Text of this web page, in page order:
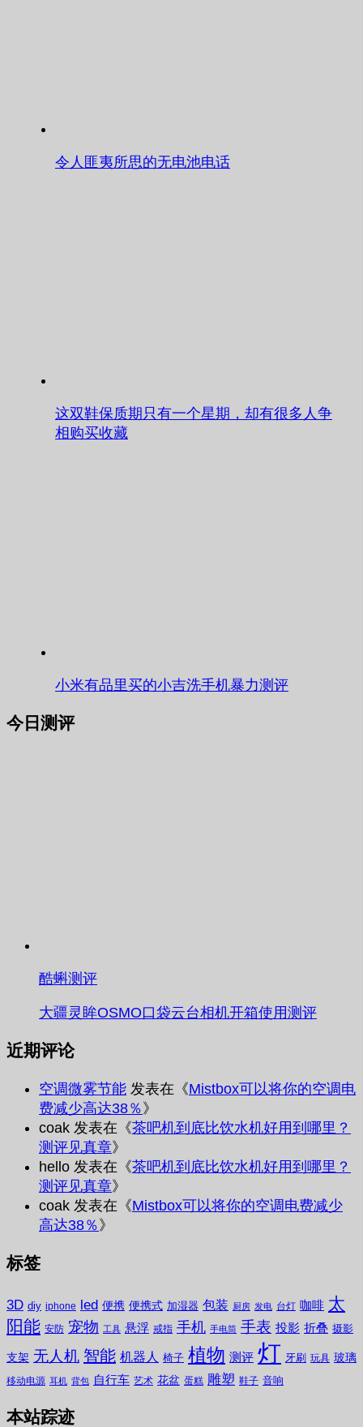
令人匪夷所思的无电池电话
这双鞋保质期只有一个星期，却有很多人争
相购买收藏
小米有品里买的小吉洗手机暴力测评
今日测评
酷蝌测评
大疆灵眸OSMO口袋云台相机开箱使用测评
近期评论
空调微雾节能 发表在《Mistbox可以将你的空调电
费减少高达38％ 》
coak 发表在《茶吧机到底比饮水机好用到哪里？
测评见真章》
hello 发表在《茶吧机到底比饮水机好用到哪里？
测评见真章》
coak 发表在《Mistbox可以将你的空调电费减少
高达38％ 》
标签
3D diy iphone led 便携 便携式 加湿器 包装 厨房 发电 台灯 咖啡 太
阳能 安防 宠物 工具 悬浮 戒指 手机 手电筒 手表 投影 折叠 摄影
支架 无人机 智能 机器人 椅子 植物 测评 灯 牙刷 玩具 玻璃
移动电源 耳机 背包 自行车 艺术 花盆 蛋糕 雕塑 鞋子 音响
本站踪迹